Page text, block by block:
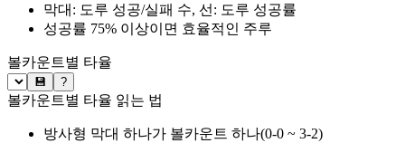
막대: 도루 성공/실패 수, 선: 도루 성공률
성공률 75% 이상이면 효율적인 주루
볼카운트별 타율
💾 ?
볼카운트별 타율 읽는 법
방사형 막대 하나가 볼카운트 하나(0-0 ~ 3-2)